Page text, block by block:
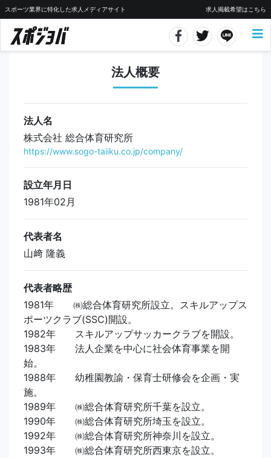
スポーツ業界に特化した求人メディアサイト 求人掲載希望はこちら
法人概要
法人名
株式会社 総合体育研究所
https://www.sogo-taiiku.co.jp/company/
設立年月日
1981年02月
代表者名
山﨑 隆義
代表者略歴
1981年 ㈱総合体育研究所設立。スキルアップス
ポーツクラブ(SSC)開設。
1982年 スキルアップサッカークラブを開設。
1983年 法人企業を中心に社会体育事業を開
始。
1988年 幼稚園教諭・保育士研修会を企画・実
施。
1989年 ㈱総合体育研究所千葉を設立。
1990年 ㈱総合体育研究所埼玉を設立。
1992年 ㈱総合体育研究所神奈川を設立。
1993年 ㈱総合体育研究所西東京を設立。